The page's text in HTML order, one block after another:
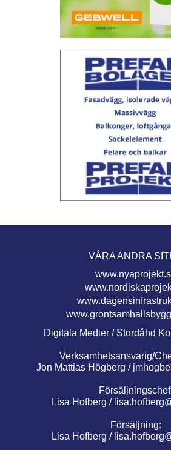
VÅRA ANDRA
Digitala Medier / Stordåhd
Verksamhetsansvarig/
Jon Mattias Högberg /
Lisa Hofberg /
Försäljning:
Lisa Hofberg /